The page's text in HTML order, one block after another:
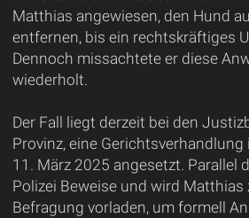
Matthias angewiesen, den Hund
entfernen, bis ein rechtskräftiges
Dennoch missachtete er diese
wiederholt.
Der Fall liegt derzeit bei den
Provinz, eine
11. März 2025 angesetzt. Parallel
Polizei Beweise und wird Matthias
Befragung vorladen, um formell